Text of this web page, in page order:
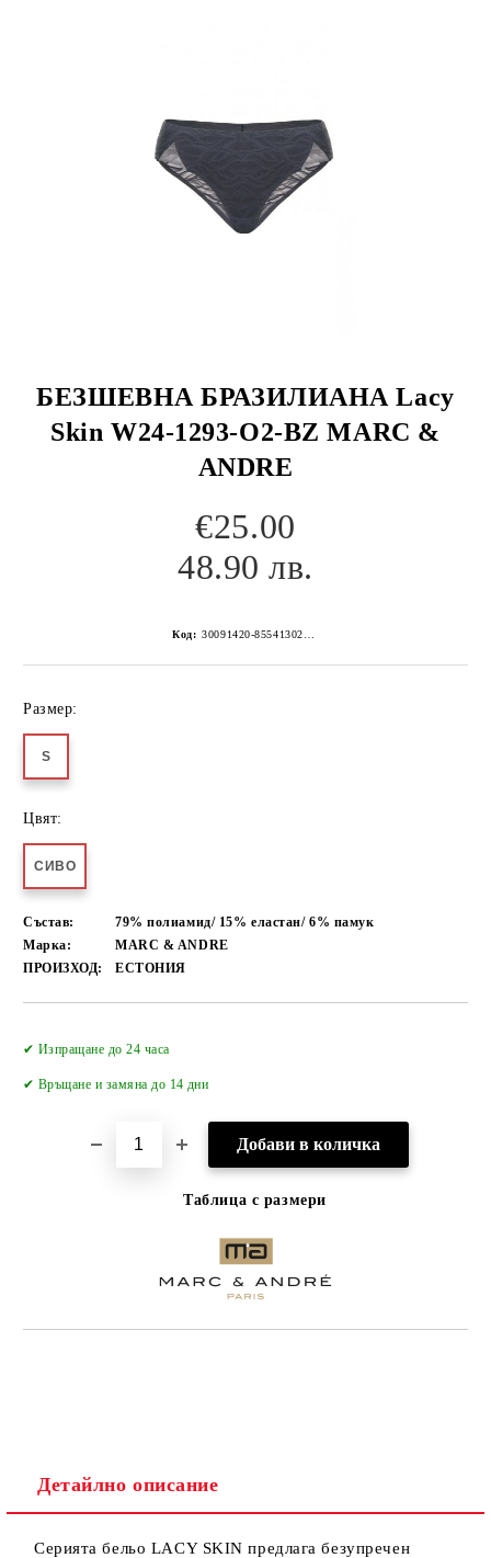
БЕЗШЕВНА БРАЗИЛИАНА Lacy
Skin W24-1293-O2-BZ MARC &
ANDRE
€25.00
48.90 лв.
Код: 30091420-8554130267152255179
Размер:
S
Цвят:
СИВО
Състав:
79% полиамид/ 15% еластан/ 6% памук
Марка:
MARC & ANDRE
ПРОИЗХОД:
ЕСТОНИЯ
✔ Изпращане до 24 часа
✔ Връщане и замяна до 14 дни
Таблица с размери
Детайлно описание
Серията бельо LACY SKIN предлага безупречен